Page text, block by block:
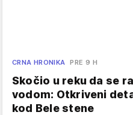
CRNA HRONIKA PRE 9 H
Skočio u reku da se
vodom: Otkriveni
kod Bele stene